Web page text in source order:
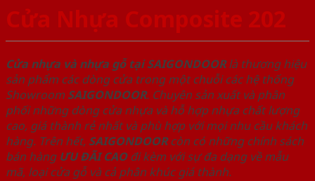
Cửa Nhựa Composite 202
Cửa nhựa và nhựa gỗ tại SAIGONDOORlà thương hiệu
sản phẩm các dòng cửa trong một chuỗi các hệ thống
Showroom SAIGONDOOR. Chuyên sản xuất và phân
phối những dòng cửa nhựa và hỗ hợp nhựa chất lượng
cao, giá thành rẻ nhất và phù hợp với mọi nhu cầu khách
hàng. Trên hết, SAIGONDOORcòn có những chính sách
bán hàng ƯU ĐÃI CAOđi kèm với sự đa dạng về mẫu
mã, loại cửa gỗ và cả phân khúc giá thành.